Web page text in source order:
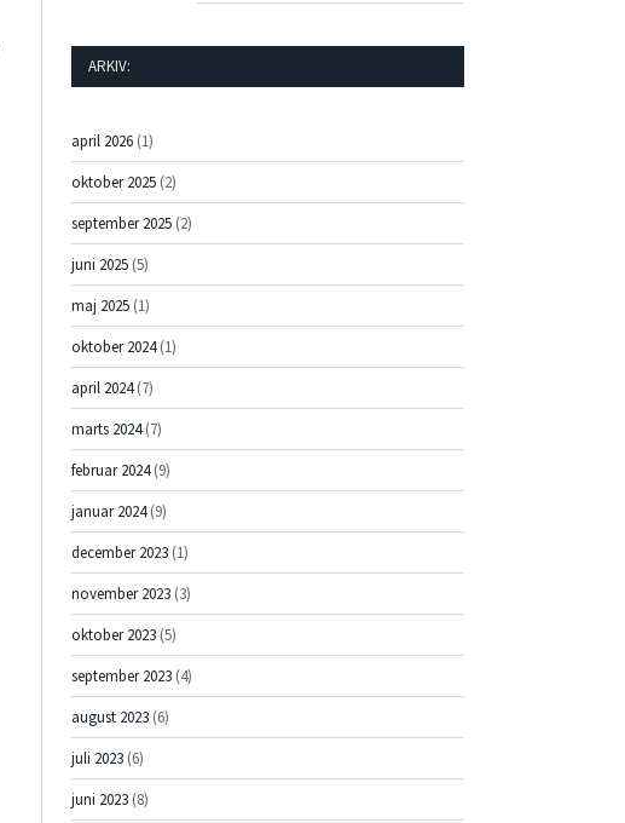
ARKIV:
april 2026 (1)
oktober 2025 (2)
september 2025 (2)
juni 2025 (5)
maj 2025 (1)
oktober 2024(1)
april 2024(7)
marts 2024(7)
februar 2024(9)
januar 2024(9)
december 2023 (1)
november 2023 (3)
oktober 2023 (5)
september 2023 (4)
august 2023 (6)
juli 2023 (6)
juni 2023 (8)